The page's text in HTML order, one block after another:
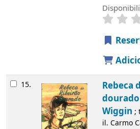
15.
Rebeca
dourado
Wiggin ;
il. Carmo